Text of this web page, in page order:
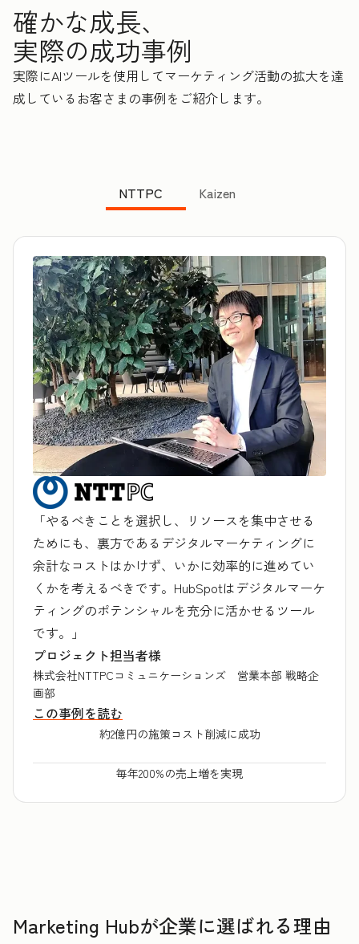
確かな成長、
実際の成功事例
実際にAIツールを使用してマーケティング活動の拡大を達
成しているお客さまの事例をご紹介します。
NTTPC Kaizen
「やるべきことを選択し、リソースを集中させる
ためにも、裏方であるデジタルマーケティングに
余計なコストはかけず、いかに効率的に進めてい
くかを考えるべきです。HubSpotはデジタルマーケ
ティングのポテンシャルを充分に活かせるツール
です。」
プロジェクト担当者様
株式会社NTTPCコミュニケーションズ 営業本部 戦略企
画部
この事例を読む
約2億円の施策コスト削減に成功
毎年200%の売上増を実現
Marketing Hubが企業に選ばれる理由